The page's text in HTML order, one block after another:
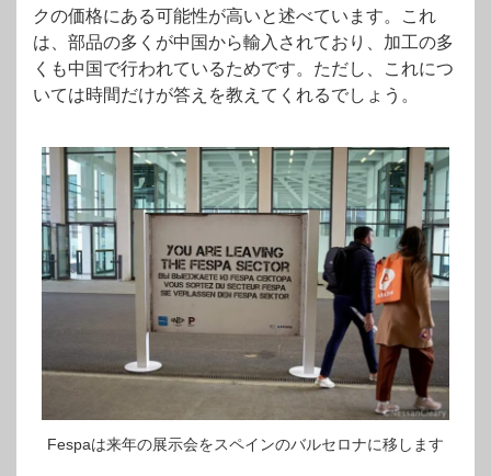
クの価格にある可能性が高いと述べています。これ
は、部品の多くが中国から輸入されており、加工の多
くも中国で行われているためです。ただし、これにつ
いては時間だけが答えを教えてくれるでしょう。
Fespaは来年の展示会をスペインのバルセロナに移します